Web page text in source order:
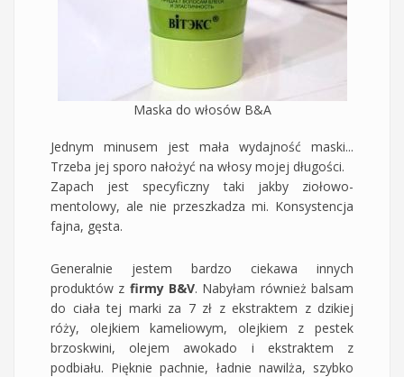
Maska do włosów B&A
Jednym minusem jest mała wydajność maski...
Trzeba jej sporo nałożyć na włosy mojej długości.
Zapach jest specyficzny taki jakby ziołowo-
mentolowy, ale nie przeszkadza mi. Konsystencja
fajna, gęsta.
Generalnie jestem bardzo ciekawa innych
produktów z firmy B&V. Nabyłam również balsam
do ciała tej marki za 7 zł z ekstraktem z dzikiej
róży, olejkiem kameliowym, olejkiem z pestek
brzoskwini, olejem awokado i ekstraktem z
podbiału. Pięknie pachnie, ładnie nawilża, szybko